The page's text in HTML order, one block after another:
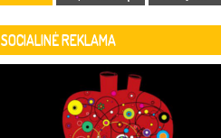
SOCIALINĖ REKLAMA